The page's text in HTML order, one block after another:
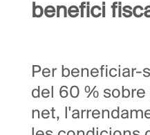
benefici
Per beneficiar-
del 60 %
net,